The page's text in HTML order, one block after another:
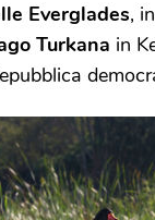
Everglades,
Turkana in